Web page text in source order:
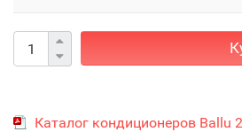
Каталог кондиционеров Ballu